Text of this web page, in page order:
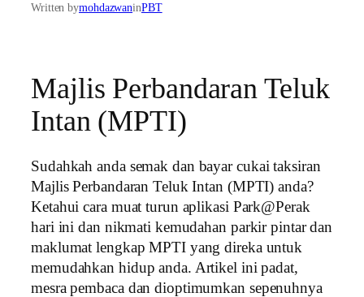
Written bymohdazwaninPBT
Majlis Perbandaran Teluk
Intan (MPTI)
Sudahkah anda semak dan bayar cukai taksiran
Majlis Perbandaran Teluk Intan (MPTI) anda?
Ketahui cara muat turun aplikasi Park@Perak
hari ini dan nikmati kemudahan parkir pintar dan
maklumat lengkap MPTI yang direka untuk
memudahkan hidup anda. Artikel ini padat,
mesra pembaca dan dioptimumkan sepenuhnya